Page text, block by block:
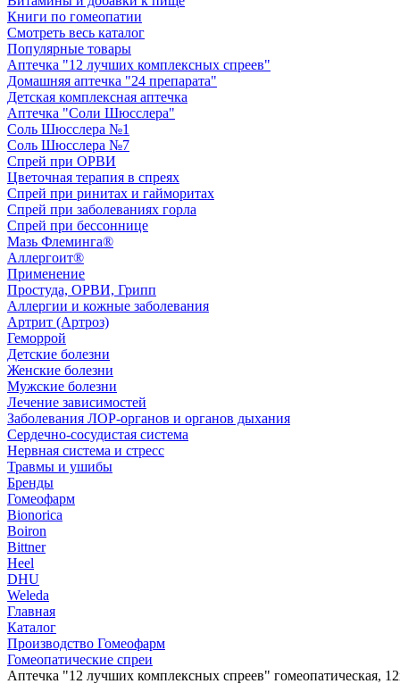
Книги по гомеопатии
Смотреть весь каталог
Популярные товары
Аптечка "12 лучших комплексных спреев"
Домашняя аптечка "24 препарата"
Детская комплексная аптечка
Аптечка "Соли Шюсслера"
Соль Шюсслера №1
Соль Шюсслера №7
Спрей при ОРВИ
Цветочная терапия в спреях
Спрей при ринитах и гайморитах
Спрей при заболеваниях горла
Спрей при бессоннице
Мазь Флеминга®
Аллергоит®
Применение
Простуда, ОРВИ, Грипп
Аллергии и кожные заболевания
Артрит (Артроз)
Геморрой
Детские болезни
Женские болезни
Мужские болезни
Лечение зависимостей
Заболевания ЛОР-органов и органов дыхания
Сердечно-сосудистая система
Нервная система и стресс
Травмы и ушибы
Бренды
Гомеофарм
Bionorica
Boiron
Bittner
Heel
DHU
Weleda
Главная
Каталог
Производство Гомеофарм
Гомеопатические спреи
Аптечка "12 лучших комплексных спреев" гомеопатическая,